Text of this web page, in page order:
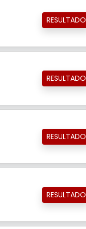
RESULTADO
RESULTADO
RESULTADO
RESULTADO